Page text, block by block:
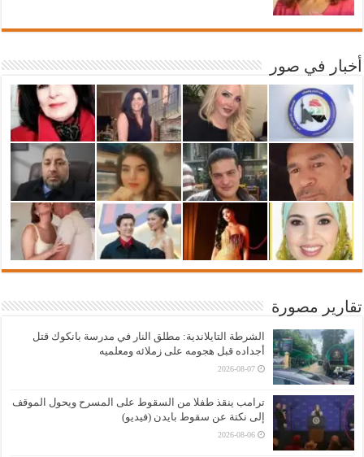
أخبار في صور
تقارير مصورة
الشرطة التايلاندية: مطلق النار في مدرسة بانكوك قتل
أجداده قبل هجومه على زملائه ومعلميه
2026-08-07
ترامب ينقذ طفلا من السقوط على المسرح ويحول الموقف
إلى نكتة عن سقوط بايدن (فيديو)
2026-08-06